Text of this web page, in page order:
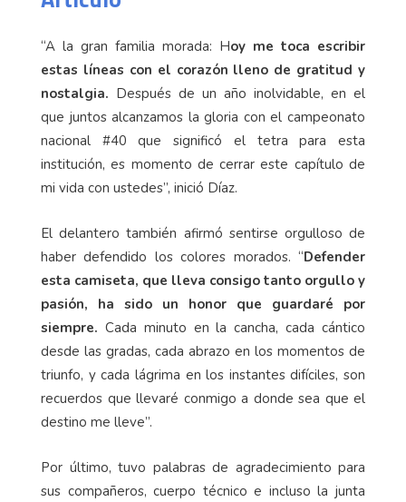
“A la gran familia morada: Hoy me toca escribir
estas líneas con el corazón lleno de gratitud y
nostalgia. Después de un año inolvidable, en el
que juntos alcanzamos la gloria con el campeonato
nacional #40 que significó el tetra para esta
institución, es momento de cerrar este capítulo de
mi vida con ustedes”, inició Díaz.
El delantero también afirmó sentirse orgulloso de
haber defendido los colores morados. “Defender
esta camiseta, que lleva consigo tanto orgullo y
pasión, ha sido un honor que guardaré por
siempre. Cada minuto en la cancha, cada cántico
desde las gradas, cada abrazo en los momentos de
triunfo, y cada lágrima en los instantes difíciles, son
recuerdos que llevaré conmigo a donde sea que el
destino me lleve”.
Por último, tuvo palabras de agradecimiento para
sus compañeros, cuerpo técnico e incluso la junta